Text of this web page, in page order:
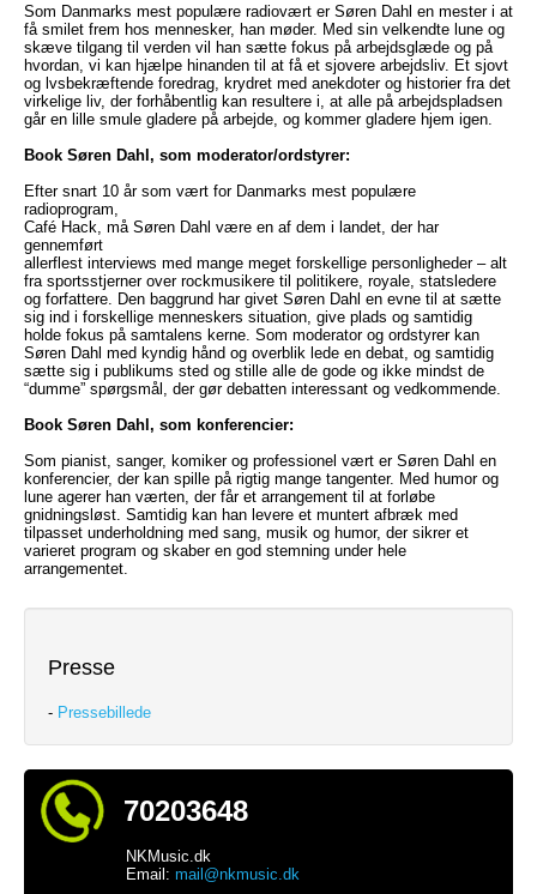
Som Danmarks mest populære radiovært er Søren Dahl en mester i at
få smilet frem hos mennesker, han møder. Med sin velkendte lune og
skæve tilgang til verden vil han sætte fokus på arbejdsglæde og på
hvordan, vi kan hjælpe hinanden til at få et sjovere arbejdsliv. Et sjovt
og lvsbekræftende foredrag, krydret med anekdoter og historier fra det
virkelige liv, der forhåbentlig kan resultere i, at alle på arbejdspladsen
går en lille smule gladere på arbejde, og kommer gladere hjem igen.
Book Søren Dahl, som moderator/ordstyrer:
Efter snart 10 år som vært for Danmarks mest populære
radioprogram,
Café Hack, må Søren Dahl være en af dem i landet, der har
gennemført
allerflest interviews med mange meget forskellige personligheder – alt
fra sportsstjerner over rockmusikere til politikere, royale, statsledere
og forfattere. Den baggrund har givet Søren Dahl en evne til at sætte
sig ind i forskellige menneskers situation, give plads og samtidig
holde fokus på samtalens kerne. Som moderator og ordstyrer kan
Søren Dahl med kyndig hånd og overblik lede en debat, og samtidig
sætte sig i publikums sted og stille alle de gode og ikke mindst de
“dumme” spørgsmål, der gør debatten interessant og vedkommende.
Book Søren Dahl, som konferencier:
Som pianist, sanger, komiker og professionel vært er Søren Dahl en
konferencier, der kan spille på rigtig mange tangenter. Med humor og
lune agerer han værten, der får et arrangement til at forløbe
gnidningsløst. Samtidig kan han levere et muntert afbræk med
tilpasset underholdning med sang, musik og humor, der sikrer et
varieret program og skaber en god stemning under hele
arrangementet.
Presse
- Pressebillede
70203648
NKMusic.dk
Email: mail@nkmusic.dk